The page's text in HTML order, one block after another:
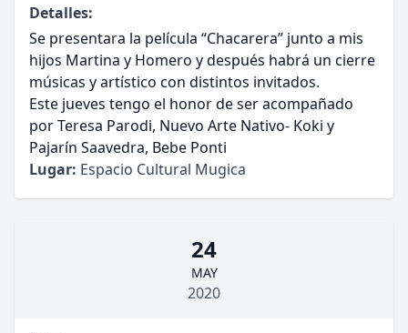
Detalles:
Se presentara la película “Chacarera” junto a mis
hijos Martina y Homero y después habrá un cierre
músicas y artístico con distintos invitados.
Este jueves tengo el honor de ser acompañado
por Teresa Parodi, Nuevo Arte Nativo- Koki y
Pajarín Saavedra, Bebe Ponti
Lugar: Espacio Cultural Mugica
24
MAY
2020